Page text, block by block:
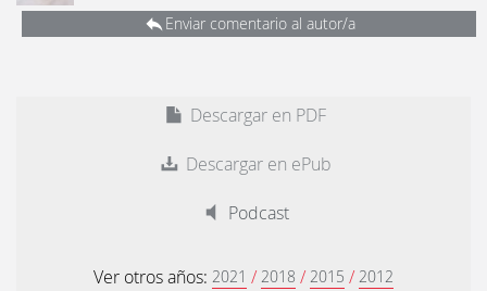
Enviar comentario al autor/a
Descargar en PDF
Descargar en ePub
Podcast
Ver otros años: 2021 / 2018 / 2015 / 2012